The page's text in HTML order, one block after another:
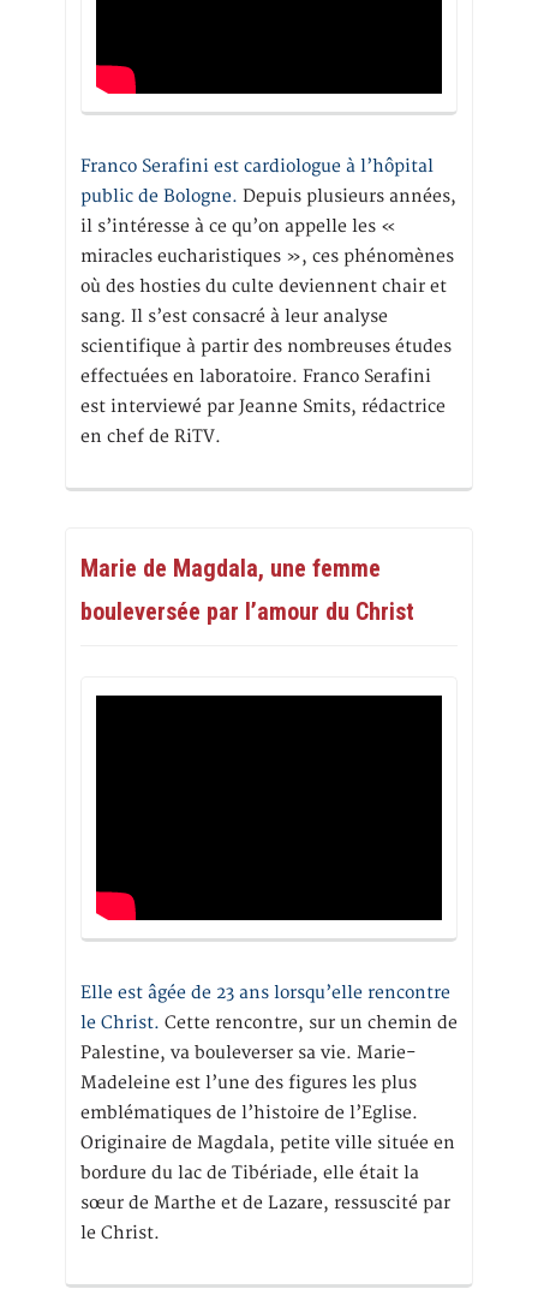
Franco Serafini est cardiologue à l’hôpital
public de Bologne. Depuis plusieurs années,
il s’intéresse à ce qu’on appelle les «
miracles eucharistiques », ces phénomènes
où des hosties du culte deviennent chair et
sang. Il s’est consacré à leur analyse
scientifique à partir des nombreuses études
effectuées en laboratoire. Franco Serafini
est interviewé par Jeanne Smits, rédactrice
en chef de RiTV.
Marie de Magdala, une femme
bouleversée par l’amour du Christ
Elle est âgée de 23 ans lorsqu’elle rencontre
le Christ. Cette rencontre, sur un chemin de
Palestine, va bouleverser sa vie. Marie-
Madeleine est l’une des figures les plus
emblématiques de l’histoire de l’Eglise.
Originaire de Magdala, petite ville située en
bordure du lac de Tibériade, elle était la
sœur de Marthe et de Lazare, ressuscité par
le Christ.